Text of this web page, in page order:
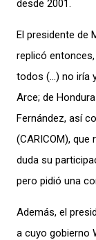
desde 2001.
El presidente de
replicó
todos (…) no iría
Arce; de
Fernández, así
(CARICOM), que
duda su
pero pidió una
Además, el
a cuyo gobierno